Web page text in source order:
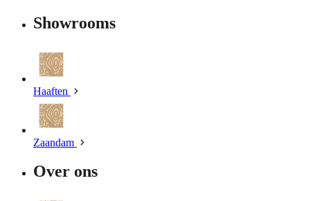
Showrooms
Haaften
Zaandam
Over ons